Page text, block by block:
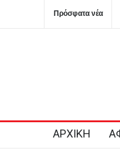
Πρόσφατα νέα
Κόρινθο κατηγορίες για
ΑΡΧΙΚΗ